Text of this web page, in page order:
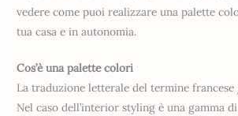
vedere come puoi realizzare una palette
tua casa e in autonomia.
Cos’è una palette colori
La traduzione letterale del termine francese
Nel caso dell’interior styling è una gamma